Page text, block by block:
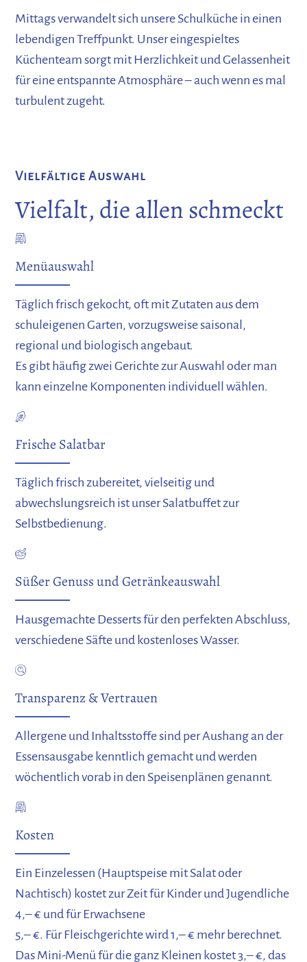
Mittags verwandelt sich unsere Schulküche in einen
lebendigen Treffpunkt. Unser eingespieltes
Küchenteam sorgt mit Herzlichkeit und Gelassenheit
für eine entspannte Atmosphäre – auch wenn es mal
turbulent zugeht.
Vielfältige Auswahl
Vielfalt, die allen schmeckt
Menüauswahl
Täglich frisch gekocht, oft mit Zutaten aus dem
schuleigenen Garten, vorzugsweise saisonal,
regional und biologisch angebaut.
Es gibt häufig zwei Gerichte zur Auswahl oder man
kann einzelne Komponenten individuell wählen.
Frische Salatbar
Täglich frisch zubereitet, vielseitig und
abwechslungsreich ist unser Salatbuffet zur
Selbstbedienung.
Süßer Genuss und Getränkeauswahl
Hausgemachte Desserts für den perfekten Abschluss,
verschiedene Säfte und kostenloses Wasser.
Transparenz & Vertrauen
Allergene und Inhaltsstoffe sind per Aushang an der
Essensausgabe kenntlich gemacht und werden
wöchentlich vorab in den Speisenplänen genannt.
Kosten
Ein Einzelessen (Hauptspeise mit Salat oder
Nachtisch) kostet zur Zeit für Kinder und Jugendliche
4,– € und für Erwachsene
5,– €. Für Fleischgerichte wird 1,– € mehr berechnet.
Das Mini-Menü für die ganz Kleinen kostet 3,– €, das